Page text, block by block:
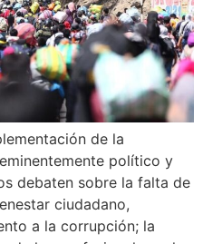
de la
político y
debaten sobre la falta de
ciudadano,
a la corrupción; la